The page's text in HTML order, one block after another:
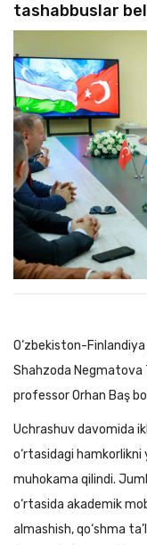
tashabbuslar
O‘zbekiston-
Shahzoda
professor Orhan Baş
Uchrashuv davomida
o‘rtasidagi
muhokama qilindi.
o‘rtasida akademik
almashish, qo‘shma